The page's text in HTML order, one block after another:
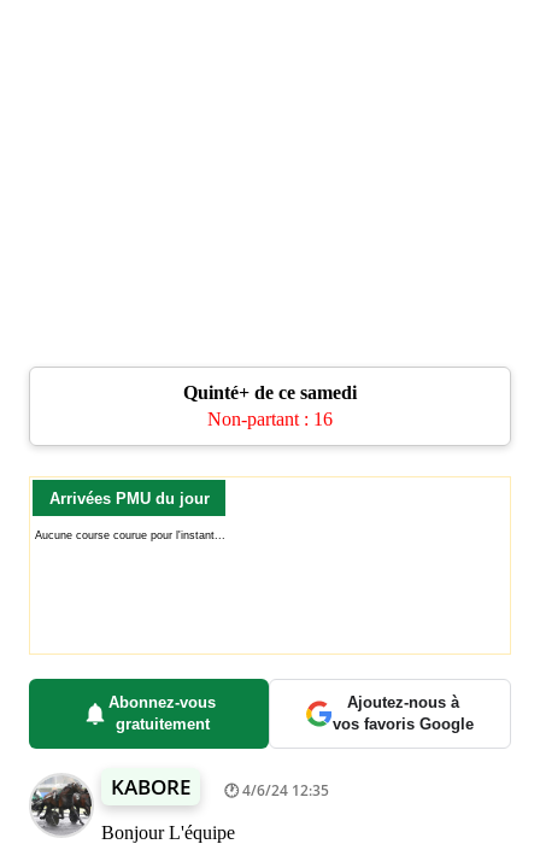
Quinté+ de ce samedi
Non-partant : 16
Arrivées PMU du jour
Abonnez-vous
gratuitement
Ajoutez-nous à
vos favoris Google
KABORE 4/6/24 12:35
Bonjour L'équipe